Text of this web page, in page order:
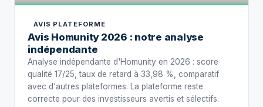
AVIS PLATEFORME
Avis Homunity 2026 : notre analyse
indépendante
Analyse indépendante d'Homunity en 2026 : score
qualité 17/25, taux de retard à 33,98 %, comparatif
avec d'autres plateformes. La plateforme reste
correcte pour des investisseurs avertis et sélectifs.